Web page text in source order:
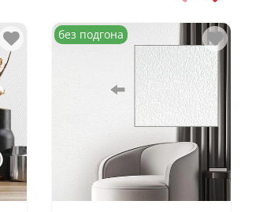
без подгона